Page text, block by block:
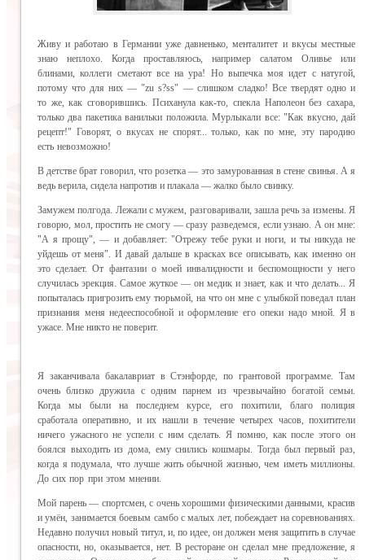
Живу и работаю в Германии уже давненько, менталитет и вкусы местные
знаю неплохо. Когда проставляюсь, например салатом Оливье или
блинами, коллеги сметают все на ура! Но выпечка моя идет с натугой,
потому что для них — "zu s?ss" — слишком сладко! Все твердят одно и
то же, как сговорившись. Психанула как-то, спекла Наполеон без сахара,
только два пакетика ванильки положила. Мурлыкали все: "Как вкусно, дай
рецепт!" Говорят, о вкусах не спорят... только, как по мне, эту пародию
есть невозможно!
В детстве брат говорил, что розетка — это замурованная в стене свинья. А я
ведь верила, сидела напротив и плакала — жалко было свинку.
Замужем полгода. Лежали с мужем, разговаривали, зашла речь за измены. Я
говорю, мол, простить не смогу — сразу разведемся, если узнаю. А он мне:
"А я прощу", — и добавляет: "Отрежу тебе руки и ноги, и ты никуда не
уйдешь от меня". И давай дальше в красках все описывать, как именно он
это сделает. От фантазии о моей инвалидности и беспомощности у него
случилась эрекция. Самое жуткое — он медик и знает, как и что делать... Я
попыталась пригрозить ему тюрьмой, на что он мне с улыбкой поведал план
признания меня недееспособной и оформление его опеки надо мной. Я в
ужасе. Мне никто не поверит.
Я заканчивала бакалавриат в Стэнфорде, по грантовой программе. Там
очень близко дружила с одним парнем из чрезвычайно богатой семьи.
Когда мы были на последнем курсе, его похитили, благо полиция
сработала оперативно, и их нашли в течение четырех часов, похитители
ничего ужасного не успели с ним сделать. Я помню, как после этого он
боялся выходить из дома, ему снились кошмары. Тогда был первый раз,
когда я подумала, что лучше жить обычной жизнью, чем иметь миллионы.
До сих пор при этом мнении.
Мой парень — спортсмен, с очень хорошими физическими данными, красив
и умён, занимается боевым самбо с малых лет, побеждает на соревнованиях.
Недавно получил новый титул, и, по идее, он должен меня защитить в случае
опасности, но, оказывается, нет. В ресторане он сделал мне предложение, я